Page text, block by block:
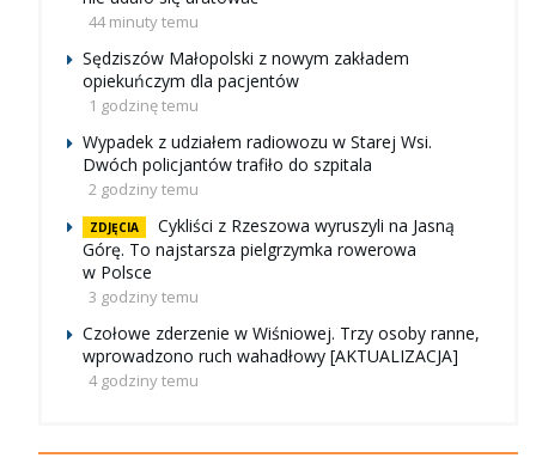
44 minuty temu
Sędziszów Małopolski z nowym zakładem
opiekuńczym dla pacjentów
1 godzinę temu
Wypadek z udziałem radiowozu w Starej Wsi.
Dwóch policjantów trafiło do szpitala
2 godziny temu
ZDJĘCIA
Cykliści z Rzeszowa wyruszyli na Jasną
Górę. To najstarsza pielgrzymka rowerowa
w Polsce
3 godziny temu
Czołowe zderzenie w Wiśniowej. Trzy osoby ranne,
wprowadzono ruch wahadłowy [AKTUALIZACJA]
4 godziny temu